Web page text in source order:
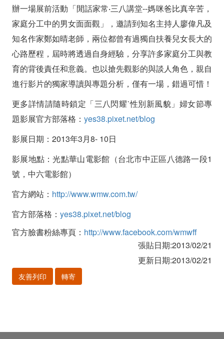
辦一場展前活動「閒話家常‧三八講堂--媽咪爸比真辛苦，
家庭分工中的男女面面觀」，邀請到知名主持人廖偉凡及
知名作家鄭如晴老師，兩位都曾有過獨自扶養兒女長大的
心路歷程，屆時將透過自身經驗，分享許多家庭分工與教
育的背後責任和意義。也以搶先觀影的與談人角色，親自
進行影片的獨家導讀與專題分析，僅有一場，錯過可惜！
更多詳情請隨時鎖定「三八閃耀˙性別新風貌」婦女節專
題影展官方部落格： yes38.pixet.net/blog
影展日期：2013年3月8- 10日
影展地點：光點華山電影館（台北市中正區八德路一段1
號，中六電影館）
官方網站： http://www.wmw.com.tw/
官方部落格： yes38.pixet.net/blog
官方臉書粉絲專頁： http://www.facebook.com/wmwff
張貼日期:2013/02/21
更新日期:2013/02/21
友善列印 轉寄